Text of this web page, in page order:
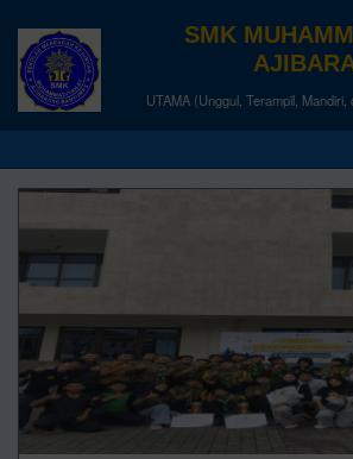
SMK
UTAMA (Unggul, Terampil,